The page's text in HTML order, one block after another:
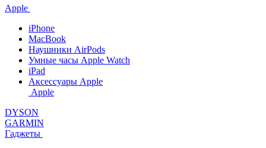
Apple
iPhone
MacBook
Наушники AirPods
Умные часы Apple Watch
iPad
Аксессуары Apple
Apple
DYSON
GARMIN
Гаджеты